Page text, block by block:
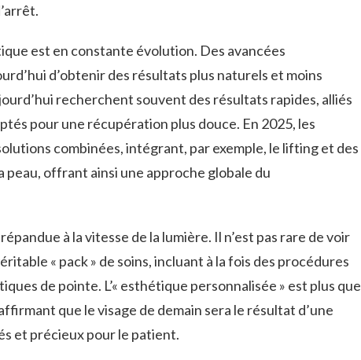
est en constante évolution. Des avancées
d’obtenir des résultats plus naturels et moins
recherchent souvent des résultats rapides, alliés
pour une récupération plus douce. En 2025, les
combinées, intégrant, par exemple, le lifting et des
offrant ainsi une approche globale du
à la vitesse de la lumière. Il n’est pas rare de voir
« pack » de soins, incluant à la fois des procédures
de pointe. L’« esthétique personnalisée » est plus que
que le visage de demain sera le résultat d’une
et précieux pour le patient.